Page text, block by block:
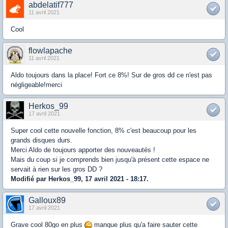
abdelatif777
11 avril 2021
Cool
flowlapache
11 avril 2021
Aldo toujours dans la place! Fort ce 8%! Sur de gros dd ce n'est pas
négligeable!merci
Herkos_99
17 avril 2021
Super cool cette nouvelle fonction, 8% c'est beaucoup pour les
grands disques durs.
Merci Aldo de toujours apporter des nouveautés !
Mais du coup si je comprends bien jusqu'à présent cette espace ne
servait à rien sur les gros DD ?
Modifié par Herkos_99, 17 avril 2021 - 18:17.
Galloux89
17 avril 2021
Grave cool 80go en plus manque plus qu'a faire sauter cette